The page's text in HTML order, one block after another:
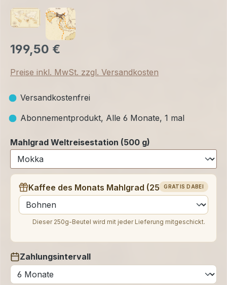
199,50 €
Preise inkl. MwSt. zzgl. Versandkosten
Versandkostenfrei
Abonnementprodukt, Alle 6 Monate, 1 mal
Mahlgrad Weltreisestation (500 g)
GRATIS DABEI
Kaffee des Monats Mahlgrad (250 g)
auswählen
Dieser 250g-Beutel wird mit jeder Lieferung mitgeschickt.
Zahlungsintervall
auswählen